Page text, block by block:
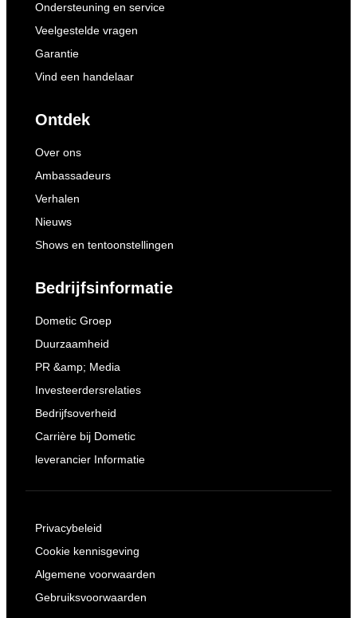
Ondersteuning en service
Veelgestelde vragen
Garantie
Vind een handelaar
Ontdek
Over ons
Ambassadeurs
Verhalen
Nieuws
Shows en tentoonstellingen
Bedrijfsinformatie
Dometic Groep
Duurzaamheid
PR &amp; Media
Investeerdersrelaties
Bedrijfsoverheid
Carrière bij Dometic
leverancier Informatie
Privacybeleid
Cookie kennisgeving
Algemene voorwaarden
Gebruiksvoorwaarden